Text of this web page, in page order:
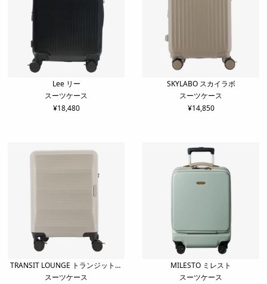
Lee リー
スーツケース
¥18,480
SKYLABO スカイラボ
スーツケース
¥14,850
TRANSIT LOUNGE トランジットラ
ウンジ
スーツケース
MILESTO ミレスト
スーツケース